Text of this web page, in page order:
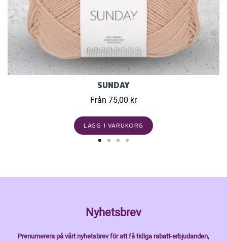
SUNDAY
Från 75,00 kr
LÄGG I VARUKORG
Nyhetsbrev
Prenumerera på vårt nyhetsbrev för att få tidiga rabatt-erbjudanden,